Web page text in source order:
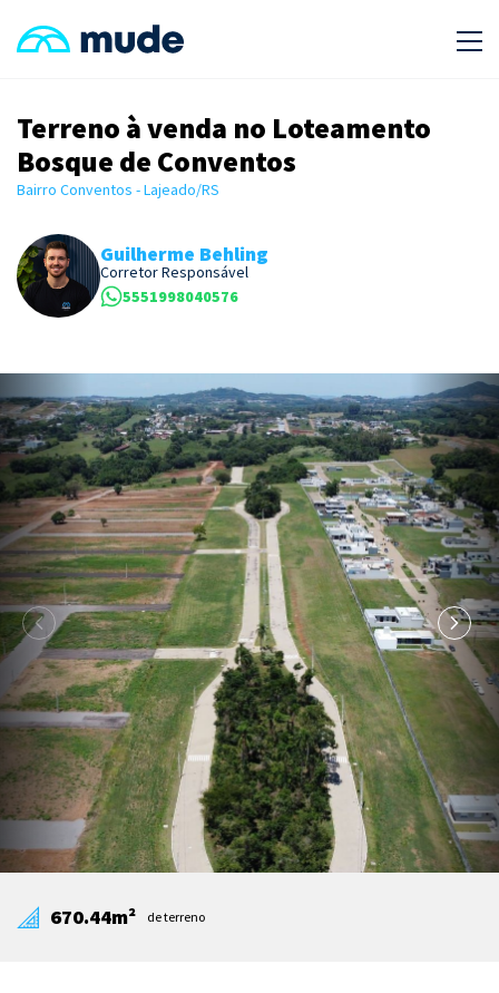
Terreno à venda no Loteamento
Bosque de Conventos
Bairro Conventos - Lajeado/RS
Guilherme Behling
Corretor Responsável
5551998040576
670.44m² de terreno